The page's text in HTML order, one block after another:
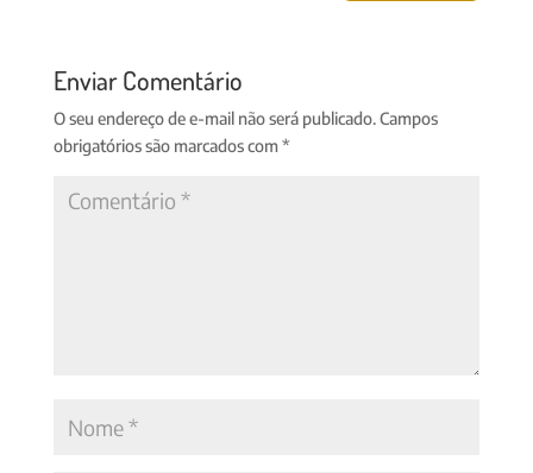
Enviar Comentário
O seu endereço de e-mail não será publicado.Campos
obrigatórios são marcados com*